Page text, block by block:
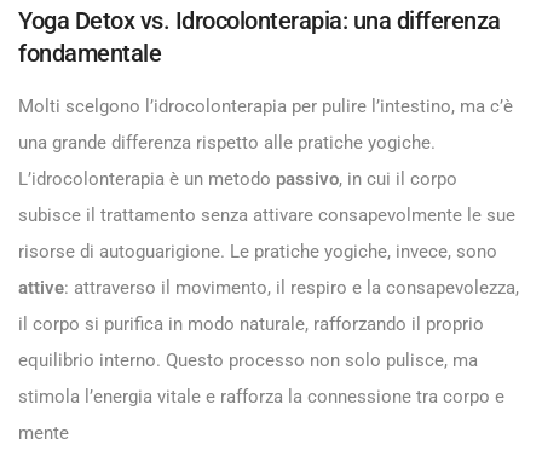
Yoga Detox vs. Idrocolonterapia: una differenza
fondamentale
Molti scelgono l’idrocolonterapia per pulire l’intestino, ma c’è
una grande differenza rispetto alle pratiche yogiche.
L’idrocolonterapia è un metodo passivo, in cui il corpo
subisce il trattamento senza attivare consapevolmente le sue
risorse di autoguarigione. Le pratiche yogiche, invece, sono
attive: attraverso il movimento, il respiro e la consapevolezza,
il corpo si purifica in modo naturale, rafforzando il proprio
equilibrio interno. Questo processo non solo pulisce, ma
stimola l’energia vitale e rafforza la connessione tra corpo e
mente